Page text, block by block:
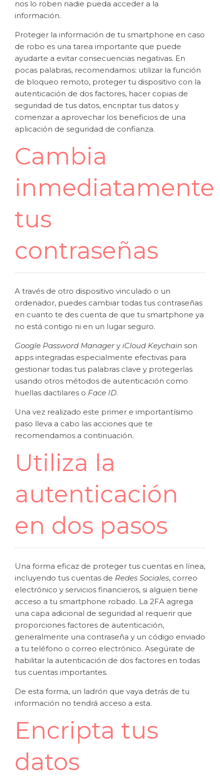
nos lo roben nadie pueda acceder a la
información.
Proteger la información de tu smartphone en caso
de robo es una tarea importante que puede
ayudarte a evitar consecuencias negativas. En
pocas palabras, recomendamos: utilizar la función
de bloqueo remoto, proteger tu dispositivo con la
autenticación de dos factores, hacer copias de
seguridad de tus datos, encriptar tus datos y
comenzar a aprovechar los beneficios de una
aplicación de seguridad de confianza.
Cambia
inmediatamente
tus
contraseñas
A través de otro dispositivo vinculado o un
ordenador, puedes cambiar todas tus contraseñas
en cuanto te des cuenta de que tu smartphone ya
no está contigo ni en un lugar seguro.
Google Password Managery iCloud Keychain son
apps integradas especialmente efectivas para
gestionar todas tus palabras clave y protegerlas
usando otros métodos de autenticación como
huellas dactilares o Face ID.
Una vez realizado este primer e importantísimo
paso lleva a cabo las acciones que te
recomendamos a continuación.
Utiliza la
autenticación
en dos pasos
Una forma eficaz de proteger tus cuentas en línea,
incluyendo tus cuentas de Redes Sociales, correo
electrónico y servicios financieros, si alguien tiene
acceso a tu smartphone robado. La 2FA agrega
una capa adicional de seguridad al requerir que
proporciones factores de autenticación,
generalmente una contraseña y un código enviado
a tu teléfono o correo electrónico. Asegúrate de
habilitar la autenticación de dos factores en todas
tus cuentas importantes.
De esta forma, un ladrón que vaya detrás de tu
información no tendrá acceso a esta.
Encripta tus
datos